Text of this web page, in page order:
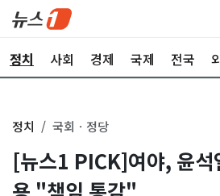
정치 사회 경제 국제 전국
정치 국회ㆍ정당
[뉴스1 PICK]여야, 윤석